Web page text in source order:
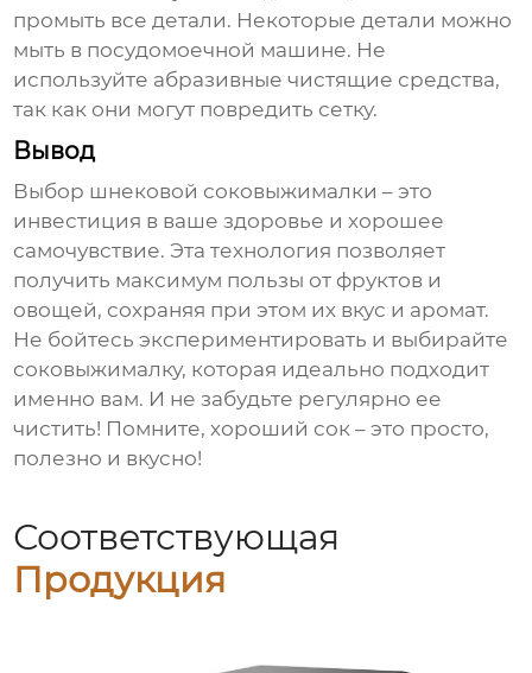
промыть все детали. Некоторые детали можно
мыть в посудомоечной машине. Не
используйте абразивные чистящие средства,
так как они могут повредить сетку.
Вывод
Выбор шнековой соковыжималки – это
инвестиция в ваше здоровье и хорошее
самочувствие. Эта технология позволяет
получить максимум пользы от фруктов и
овощей, сохраняя при этом их вкус и аромат.
Не бойтесь экспериментировать и выбирайте
соковыжималку, которая идеально подходит
именно вам. И не забудьте регулярно ее
чистить! Помните, хороший сок – это просто,
полезно и вкусно!
Соответствующая
Продукция